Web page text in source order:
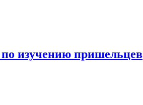
изучению пришельцев